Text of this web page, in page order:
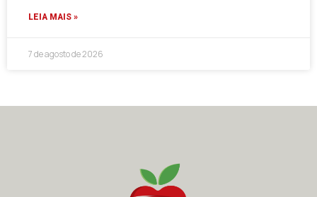
LEIA MAIS »
7 de agosto de 2026